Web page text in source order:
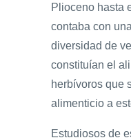
Plioceno hasta
contaba con
diversidad de
constituían el
herbívoros que
alimenticio a
Estudiosos de